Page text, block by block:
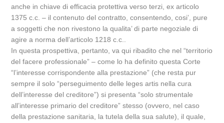
anche in chiave di efficacia protettiva verso terzi, ex articolo
1375 c.c. – il contenuto del contratto, consentendo, cosi’, pure
a soggetti che non rivestono la qualita’ di parte negoziale di
agire a norma dell’articolo 1218 c.c..
In questa prospettiva, pertanto, va qui ribadito che nel “territorio
del facere professionale” – come lo ha definito questa Corte
“l’interesse corrispondente alla prestazione” (che resta pur
sempre il solo “perseguimento delle leges artis nella cura
dell’interesse del creditore”) si presenta “solo strumentale
all’interesse primario del creditore” stesso (ovvero, nel caso
della prestazione sanitaria, la tutela della sua salute), il quale,